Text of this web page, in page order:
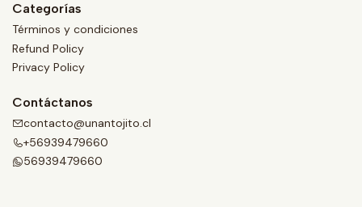
Categorías
Términos y condiciones
Refund Policy
Privacy Policy
Contáctanos
contacto@unantojito.cl
+56939479660
56939479660